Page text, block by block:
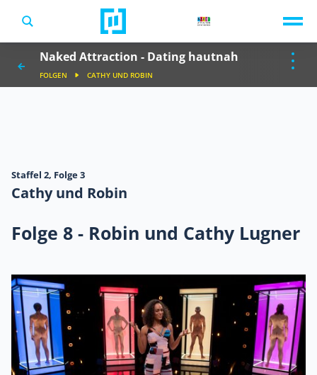
Naked Attraction - Dating hautnah
FOLGEN CATHY UND ROBIN
Staffel 2, Folge 3
Cathy und Robin
Folge 8 - Robin und Cathy Lugner